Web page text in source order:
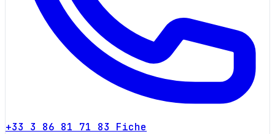
+33 3 86 81 71 83 Fiche